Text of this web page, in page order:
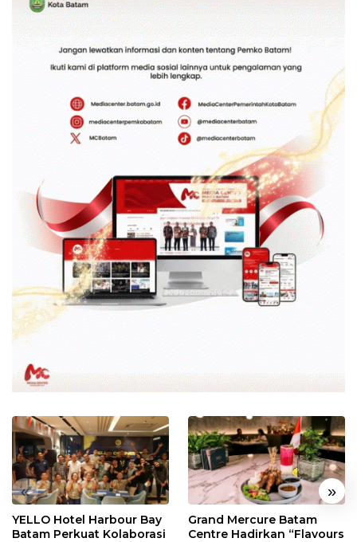
« »
YELLO Hotel Harbour Bay
Batam Perkuat Kolaborasi
Grand Mercure Batam
Centre Hadirkan “Flavours